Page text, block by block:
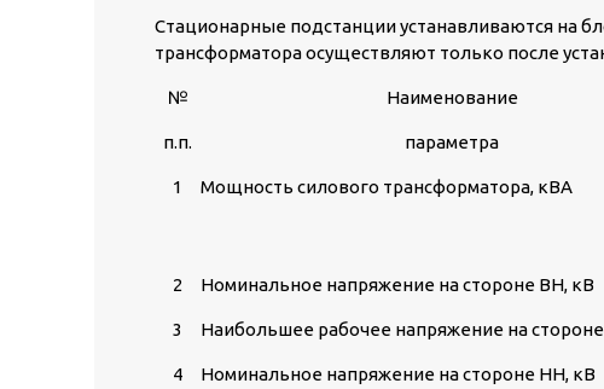
Стационарные подстанции устанавливаются на
трансформатора осуществляют только после
№
п.п.
Наименование
параметра
1 Мощность силового трансформатора, кВА
2 Номинальное напряжение на стороне ВН, кВ
3 Наибольшее рабочее напряжение на
4 Номинальное напряжение на стороне НН, кВ